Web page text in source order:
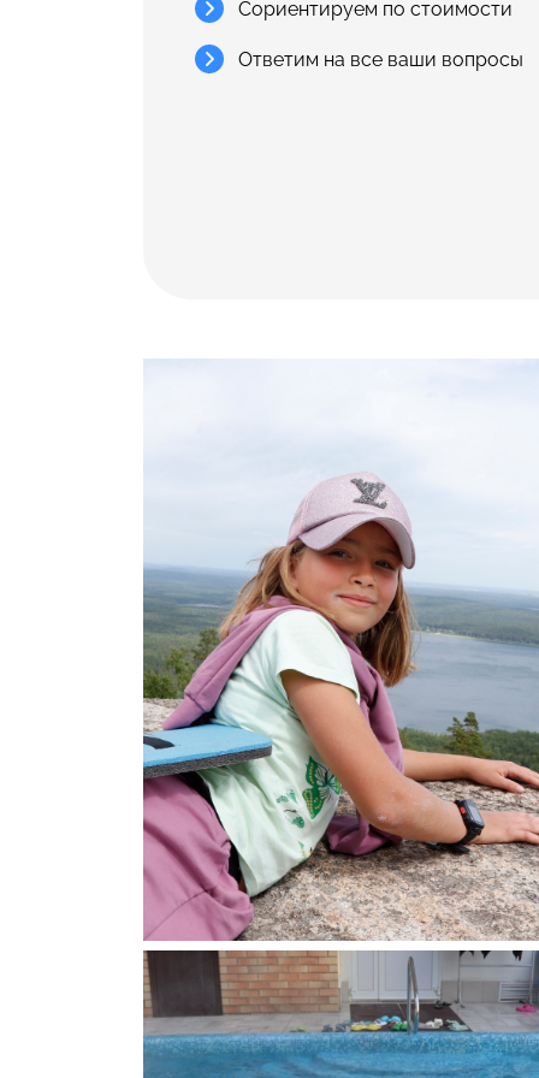
Сориентируем по стоимости
Ответим на все ваши вопросы
Аракульский Шихан